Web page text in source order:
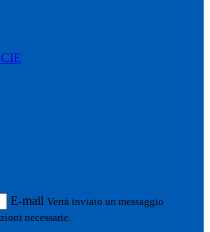
E-mail Verrà inviato un messaggio
necessarie.